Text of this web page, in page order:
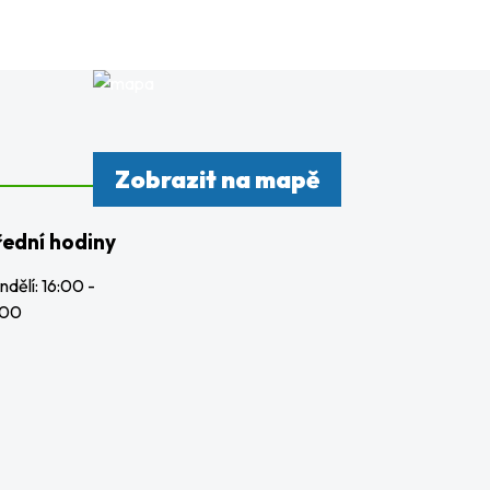
hodiny
16:00 -
Zobrazit na mapě